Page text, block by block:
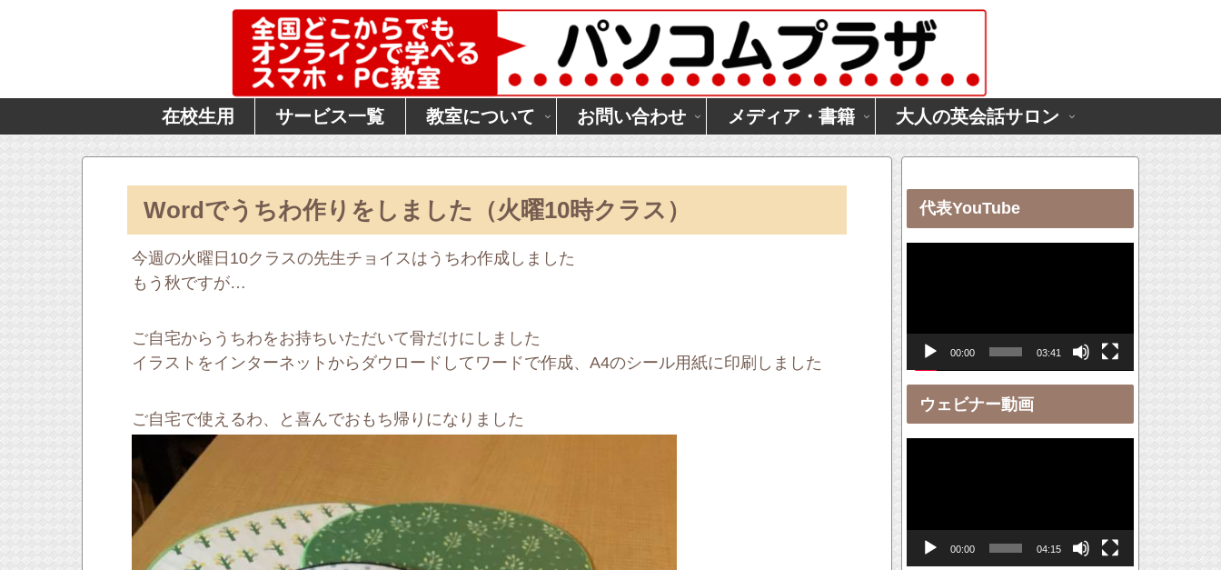
在校生用 サービス一覧 教室について お問い合わせ メディア・書籍 大人の英会話サロン
Wordでうちわ作りをしました（火曜10時クラス）
今週の火曜日10クラスの先生チョイスはうちわ作成しました
もう秋ですが…
ご自宅からうちわをお持ちいただいて骨だけにしました
イラストをインターネットからダウロードしてワードで作成、A4のシール用紙に印刷しました
ご自宅で使えるわ、と喜んでおもち帰りになりました
代表YouTube
レ
ヤ
00:00 03:41
ウェビナー動画
レ
00:00 04:15